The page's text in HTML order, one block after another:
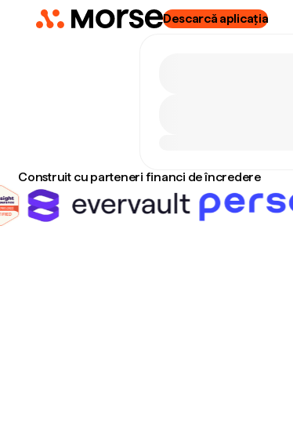
Descarcă aplicația
Construit cu parteneri financi de încredere